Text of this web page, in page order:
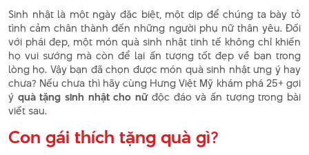
Sinh nhật là một ngày đặc biệt, một dịp để chúng ta bày tỏ
tình cảm chân thành đến những người phụ nữ thân yêu. Đối
với phái đẹp, một món quà sinh nhật tinh tế không chỉ khiến
họ vui sướng mà còn để lại ấn tượng tốt đẹp về bạn trong
lòng họ. Vậy bạn đã chọn được món quà sinh nhật ưng ý hay
chưa? Nếu chưa thì hãy cùng Hưng Việt Mỹ khám phá 25+ gợi
ý quà tặng sinh nhật cho nữđộc đáo và ấn tượng trong bài
viết sau.
Con gái thích tặng quà gì?